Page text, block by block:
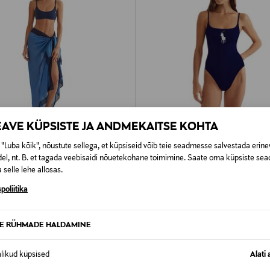
KÜPSISTE JA ANDMEKAITSE KOHTA
kõik", nõustute sellega, et küpsiseid võib teie seadmesse salvestada
nt. B. et tagada veebisaidi nõuetekohane toimimine. Saate oma küpsiste
selle lehe allosas.
RÜHMADE HALDAMINE
küpsised Alati
41%
LAUREN
Pony Long Pareo
PricePrice
€
SOODUSTUS 40%